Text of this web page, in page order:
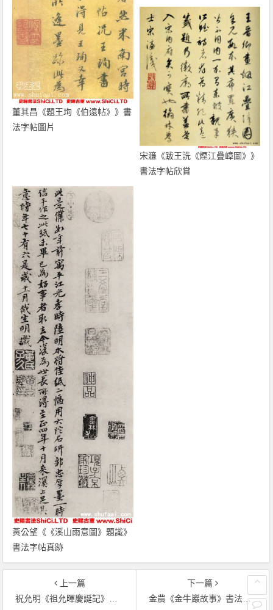
董其昌《題王珣《伯遠帖》》書
法字帖圖片
宋濂《跋王詵《煙江疊嶂圖》》
書法字帖欣賞
黃公望《《溪山雨意圖》題識》
書法字帖真跡
上一篇
祝允明《祖允暉慶誕記》書法字帖圖片
下一篇
金農《金牛巖故事》書法真跡